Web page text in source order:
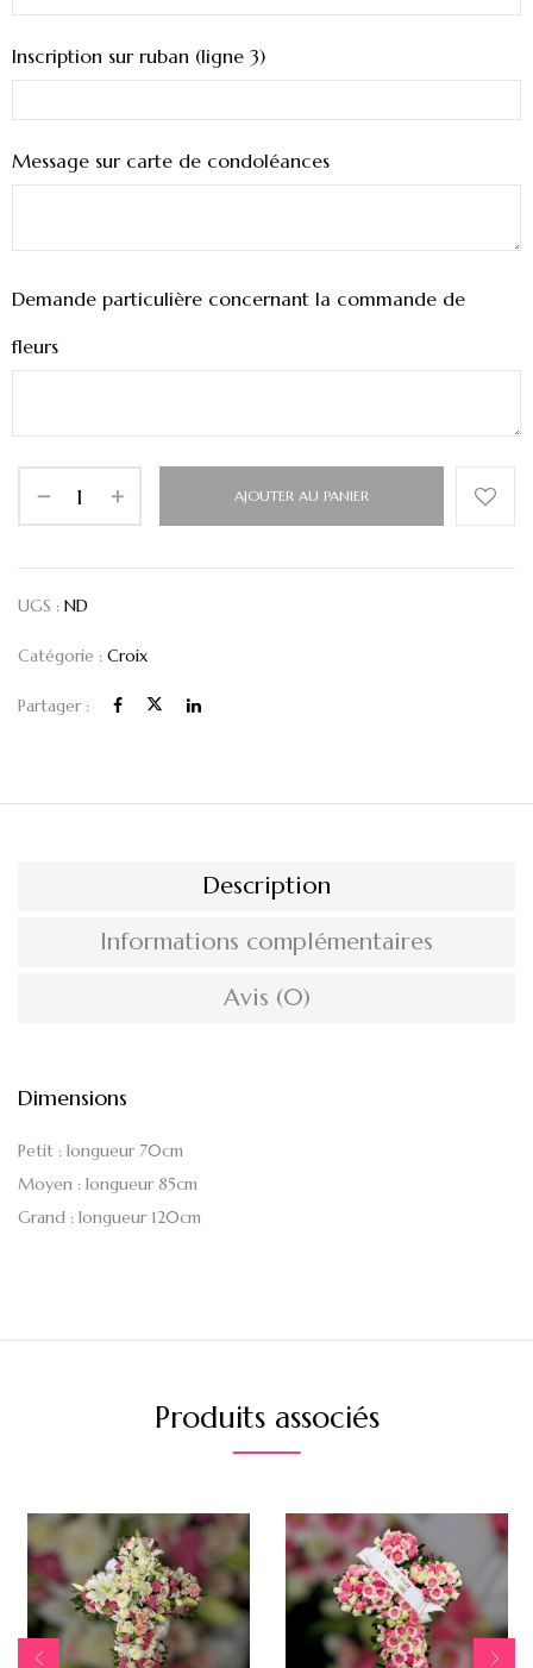
Inscription sur ruban (ligne 3)
Message sur carte de condoléances
Demande particulière concernant la commande de
fleurs
AJOUTER AU PANIER
UGS : ND
Catégorie : Croix
Partager :
Description
Informations complémentaires
Avis (0)
Dimensions
Petit : longueur 70cm
Moyen : longueur 85cm
Grand : longueur 120cm
Produits associés